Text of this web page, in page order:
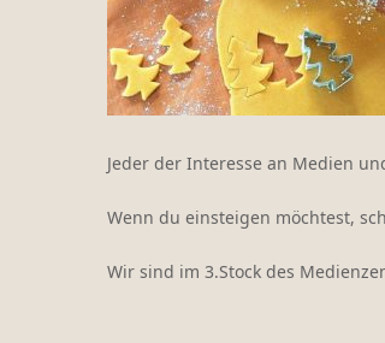
Jeder der Interesse an Medien
Wenn du einsteigen möchtest,
Wir sind im 3.Stock des